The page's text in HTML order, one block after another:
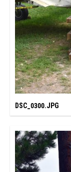
DSC_0300.JPG